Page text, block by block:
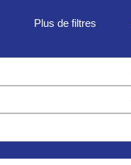
Plus de filtres